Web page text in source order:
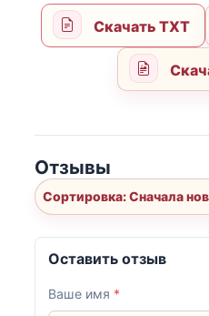
Скачать TXT
Отзывы
Сортировка: Сначала
Оставить отзыв
Ваше имя *